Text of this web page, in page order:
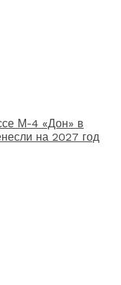
М-4 «Дон» в
на 2027 год